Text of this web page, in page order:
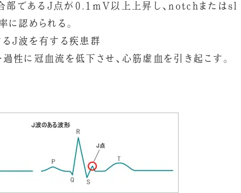
部であるJ点が0.1mV以上上昇し、notchまたはsl
認められる。
J波を有する疾患群
性に冠血流を低下させ、心筋虚血を引き起こす。